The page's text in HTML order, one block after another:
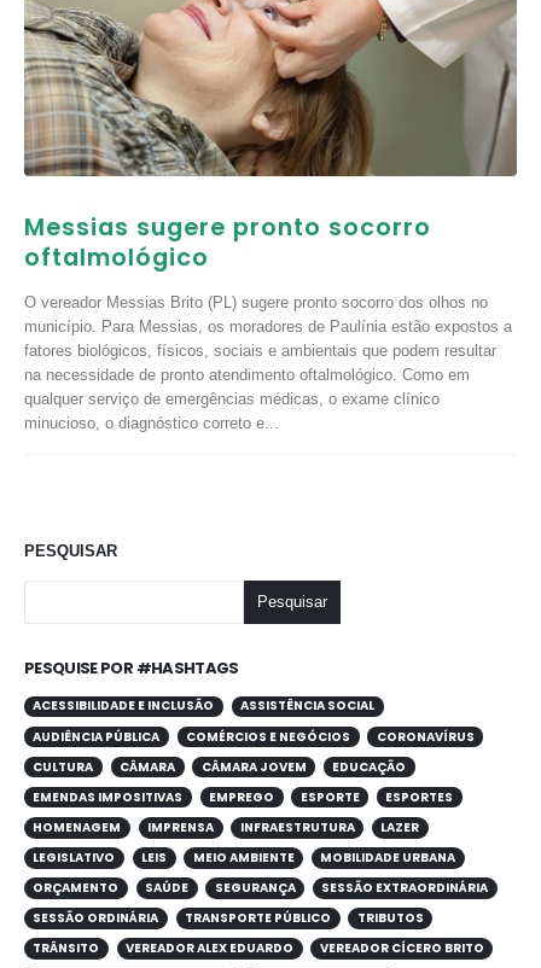
Messias sugere pronto socorro
oftalmológico
O vereador Messias Brito (PL) sugere pronto socorro dos olhos no
município. Para Messias, os moradores de Paulínia estão expostos a
fatores biológicos, físicos, sociais e ambientais que podem resultar
na necessidade de pronto atendimento oftalmológico. Como em
qualquer serviço de emergências médicas, o exame clínico
minucioso, o diagnóstico correto e...
PESQUISAR
Pesquisar
PESQUISE POR #HASHTAGS
ACESSIBILIDADE E INCLUSÃO
ASSISTÊNCIA SOCIAL
AUDIÊNCIA PÚBLICA
COMÉRCIOS E NEGÓCIOS
CORONAVÍRUS
CULTURA
CÂMARA CÂMARA JOVEM
EDUCAÇÃO
EMENDAS IMPOSITIVAS
EMPREGO ESPORTE
ESPORTES
HOMENAGEM
IMPRENSA INFRAESTRUTURA
LAZER
LEGISLATIVO
LEIS MEIO AMBIENTE
MOBILIDADE URBANA
ORÇAMENTO
SAÚDE SEGURANÇA
SESSÃO EXTRAORDINÁRIA
SESSÃO ORDINÁRIA
TRANSPORTE PÚBLICO
TRIBUTOS
TRÂNSITO
VEREADOR ALEX EDUARDO
VEREADOR CÍCERO BRITO